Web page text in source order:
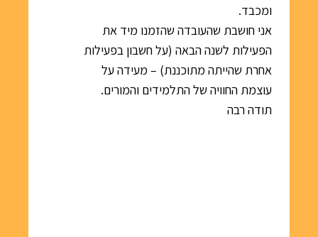
ומכבד.
אני חושבת שהעובדה שהזמנו מיד את
הפעילות לשנה הבאה (על חשבון בפעילות
אחרת שהייתה מתוכננת) – מעידה על
עוצמת החוויה של התלמידים והמורים.
תודה רבה